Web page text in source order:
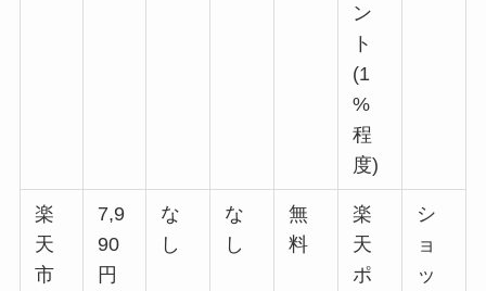
ン
ト
(1
%
程
度)
楽
天
市
7,9
90
円
な
し
な
し
無
料
楽
天
ポ
シ
ョ
ッ